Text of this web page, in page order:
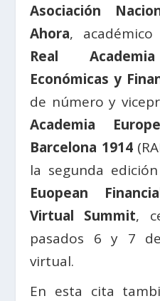
Asociación
Ahora,
Real
Económicas y
de número y
Academia
Barcelona 1914
la segunda
Euopean
Virtual Summit,
pasados 6 y 7
virtual.
En esta cita